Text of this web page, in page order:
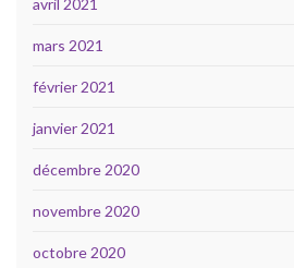
mars 2021
février 2021
janvier 2021
décembre 2020
novembre 2020
octobre 2020